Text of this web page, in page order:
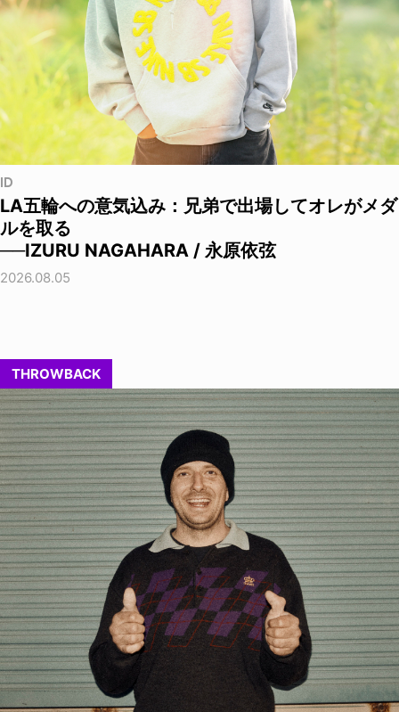
ID
LA五輪への意気込み：兄弟で出場してオレがメダ
ルを取る
──IZURU NAGAHARA / 永原依弦
2026.08.05
THROWBACK